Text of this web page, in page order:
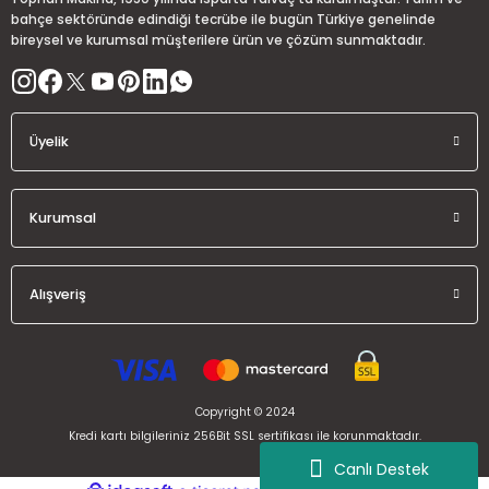
Canlı Destek
bahçe sektöründe edindiği tecrübe ile bugün Türkiye genelinde
bireysel ve kurumsal müşterilere ürün ve çözüm sunmaktadır.
Üyelik
Kurumsal
Alışveriş
Copyright © 2024
Kredi kartı bilgileriniz 256Bit SSL sertifikası ile korunmaktadır.